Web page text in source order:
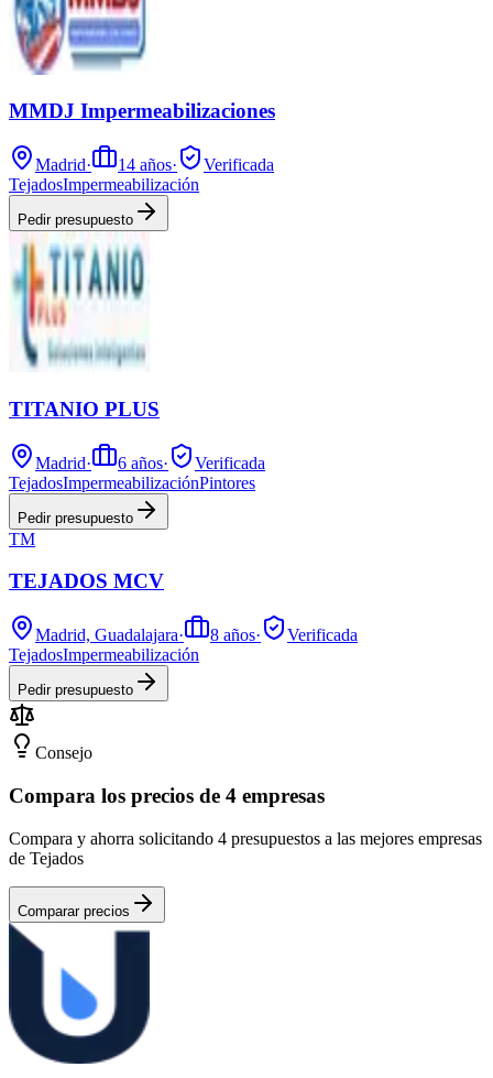
MMDJ Impermeabilizaciones
Madrid· 14 años·
Verificada
TejadosImpermeabilización
Pedir presupuesto
TITANIO PLUS
Madrid· 6 años·
Verificada
TejadosImpermeabilizaciónPintores
Pedir presupuesto
TM
TEJADOS MCV
Madrid, Guadalajara· 8 años·
Verificada
TejadosImpermeabilización
Pedir presupuesto
Consejo
Compara los precios de 4 empresas
Compara y ahorra solicitando 4 presupuestos a las mejores empresas
de Tejados
Comparar precios